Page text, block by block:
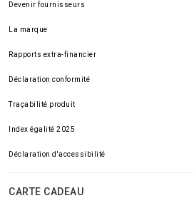
Devenir fournisseurs
La marque
Rapports extra-financier
Déclaration conformité
Traçabilité produit
Index égalité 2025
Déclaration d'accessibilité
CARTE CADEAU